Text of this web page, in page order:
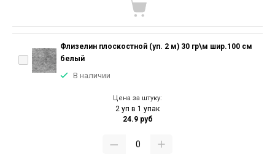
Флизелин плоскостной (уп. 2 м) 30 гр\м шир.100 см
белый
В наличии
Цена за штуку:
2 уп в 1 упак
24.9 руб